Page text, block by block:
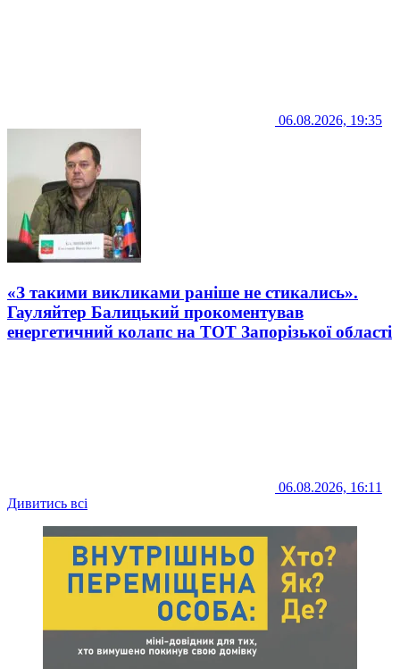
06.08.2026, 19:35
«З такими викликами раніше не стикались».
Гауляйтер Балицький прокоментував
енергетичний колапс на ТОТ Запорізької області
06.08.2026, 16:11
Дивитись всі